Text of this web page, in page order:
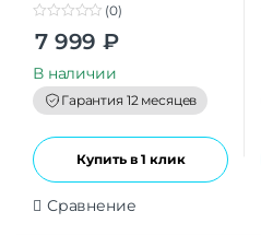
o
t
o
f
5
(0)
7 999 ₽
В наличии
Гарантия 12 месяцев
Купить в 1 клик
Сравнение